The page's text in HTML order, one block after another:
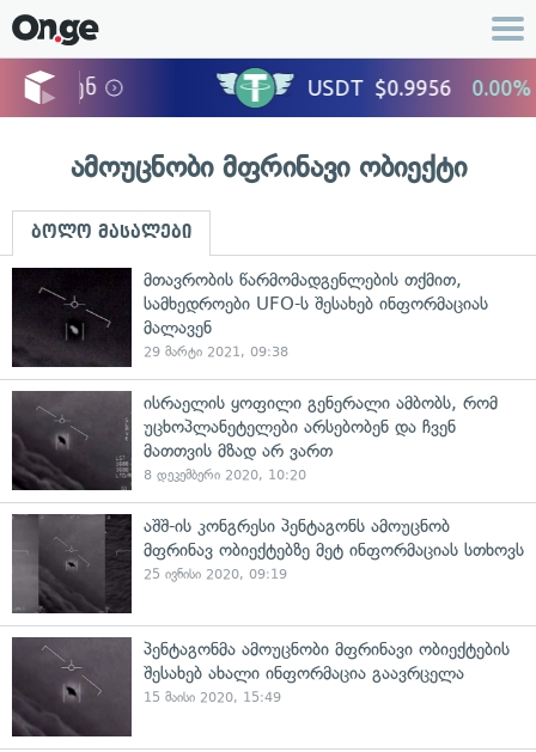
ამოუცნობი მფრინავი ობიექტი
ბოლო მასალები
მთავრობის წარმომადგენლების თქმით,
სამხედროები UFO-ს შესახებ ინფორმაციას
მალავენ
29 მარტი 2021, 09:38
ისრაელის ყოფილი გენერალი ამბობს, რომ
უცხოპლანეტელები არსებობენ და ჩვენ
მათთვის მზად არ ვართ
8 დეკემბერი 2020, 10:20
აშშ-ის კონგრესი პენტაგონს ამოუცნობ
მფრინავ ობიექტებზე მეტ ინფორმაციას სთხოვს
25 ივნისი 2020, 09:19
პენტაგონმა ამოუცნობი მფრინავი ობიექტების
შესახებ ახალი ინფორმაცია გაავრცელა
15 მაისი 2020, 15:49